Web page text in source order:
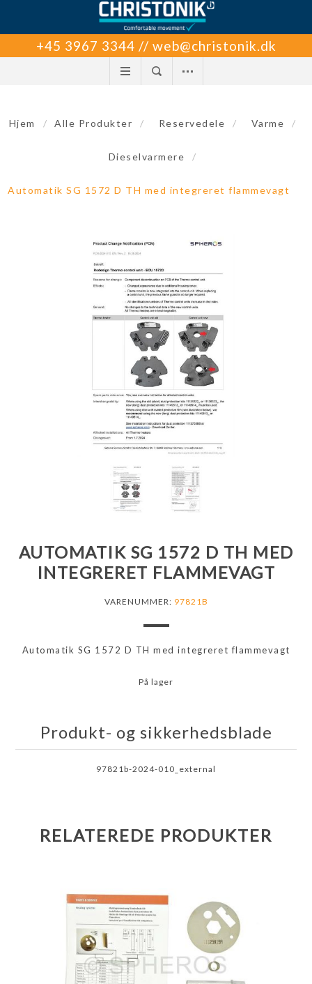
+45 3967 3344 // web@christonik.dk
Hjem / Alle Produkter / Reservedele / Varme /
Dieselvarmere /
Automatik SG 1572 D TH med integreret flammevagt
AUTOMATIK SG 1572 D TH MED
INTEGRERET FLAMMEVAGT
VARENUMMER: 97821B
Automatik SG 1572 D TH med integreret flammevagt
På lager
Produkt- og sikkerhedsblade
97821b-2024-010_external
RELATEREDE PRODUKTER